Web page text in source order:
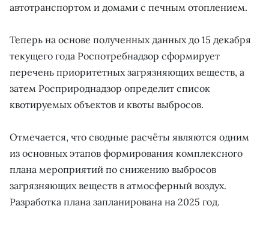
автотранспортом и домами с печным отоплением.
Теперь на основе полученных данных до 15 декабря
текущего года Роспотребнадзор сформирует
перечень приоритетных загрязняющих веществ, а
затем Росприроднадзор определит список
квотируемых объектов и квоты выбросов.
Отмечается, что сводные расчёты являются одним
из основных этапов формирования комплексного
плана мероприятий по снижению выбросов
загрязняющих веществ в атмосферный воздух.
Разработка плана запланирована на 2025 год.